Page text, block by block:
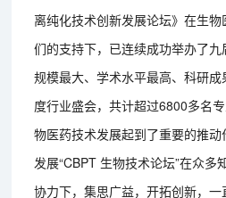
离纯化技术创新发展论坛》在生
们的支持下，已连续成功举办了
规模最大、学术水平最高、科研
度行业盛会，共计超过6800多名
物医药技术发展起到了重要的推
发展“CBPT 生物技术论坛”在众多
协力下，集思广益，开拓创新，